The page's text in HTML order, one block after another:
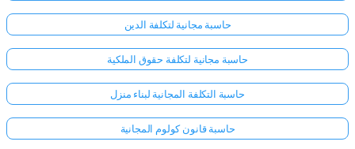
حاسبة مجانية لتكلفة الدين
حاسبة مجانية لتكلفة حقوق الملكية
حاسبة التكلفة المجانية لبناء منزل
حاسبة قانون كولوم المجانية